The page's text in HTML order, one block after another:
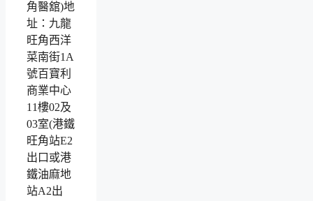
角醫舘)地
址：九龍
旺角西洋
菜南街1A
號百寶利
商業中心
11樓02及
03室(港鐵
旺角站E2
出口或港
鐵油麻地
站A2出